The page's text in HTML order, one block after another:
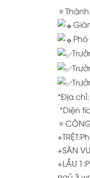
*Địa chỉ:
*Diện
+SÂN
+LẦU